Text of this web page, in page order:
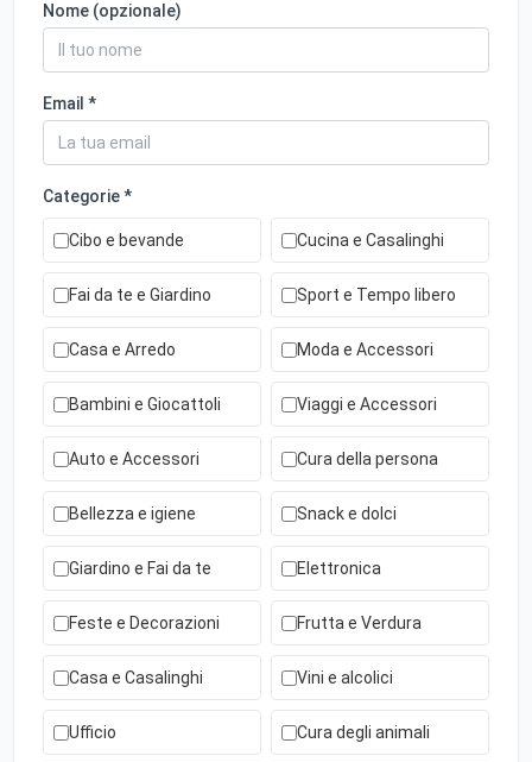
Nome (opzionale)
Email *
Categorie *
Cibo e bevande Cucina e Casalinghi
Fai da te e Giardino Sport e Tempo libero
Casa e Arredo Moda e Accessori
Bambini e Giocattoli Viaggi e Accessori
Auto e Accessori Cura della persona
Bellezza e igiene Snack e dolci
Giardino e Fai da te Elettronica
Feste e Decorazioni Frutta e Verdura
Casa e Casalinghi Vini e alcolici
Ufficio Cura degli animali